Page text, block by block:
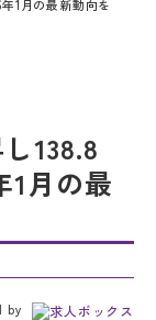
1月の最新動向を
138.8
1月の最
by